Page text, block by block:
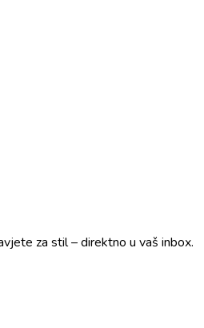
za stil – direktno u vaš inbox.